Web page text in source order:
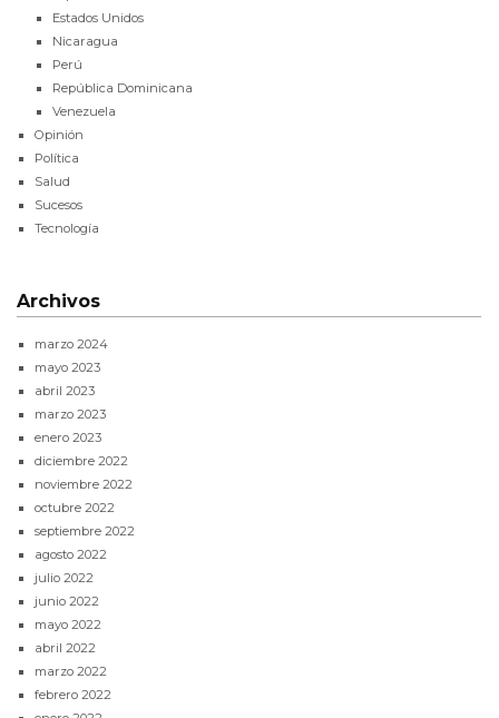
Estados Unidos
Nicaragua
Perú
República Dominicana
Venezuela
Opinión
Política
Salud
Sucesos
Tecnología
Archivos
marzo 2024
mayo 2023
abril 2023
marzo 2023
enero 2023
diciembre 2022
noviembre 2022
octubre 2022
septiembre 2022
agosto 2022
julio 2022
junio 2022
mayo 2022
abril 2022
marzo 2022
febrero 2022